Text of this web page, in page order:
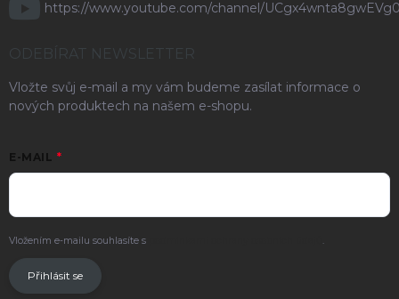
https://www.youtube.com/channel/
ODEBÍRAT NEWSLETTER
Vložte svůj e-mail a my vám budeme zasílat informace o
nových produktech na našem e-shopu.
E-MAIL
Vložením e-mailu souhlasíte s .
Přihlásit se